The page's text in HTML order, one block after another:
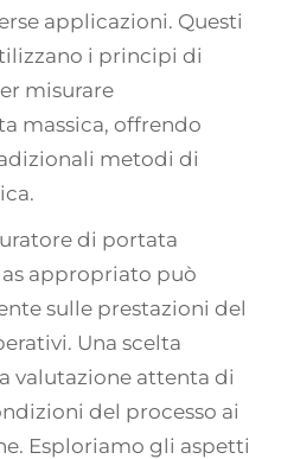
applicazioni. Questi
i principi di
misurare
massica, offrendo
metodi di
di portata
appropriato può
sulle prestazioni del
Una scelta
valutazione attenta di
del processo ai
Esploriamo gli aspetti